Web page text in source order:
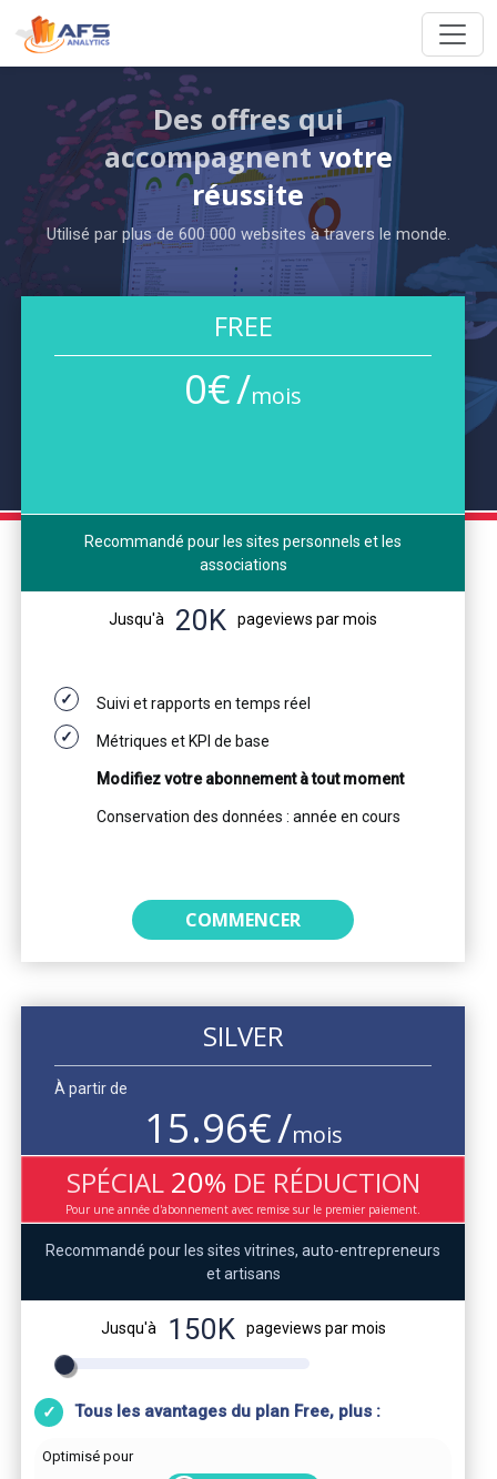
Des offres qui
accompagnentvotre
réussite
Utilisé par plus de 600 000 websites à travers le monde.
FREE
0€/mois
Recommandé pour les sites personnels et les
associations
Jusqu'à 20K pageviews par mois
Suivi et rapports en temps réel
Métriques et KPI de base
Modifiez votre abonnement à tout moment
Conservation des données : année en cours
COMMENCER
SILVER
À partir de
15.96€/mois
SPÉCIAL 20% DE RÉDUCTION
Pour une année d'abonnement avec remise sur le premier paiement.
Recommandé pour les sites vitrines, auto-entrepreneurs
et artisans
Jusqu'à 150K pageviews par mois
Tous les avantages du plan Free, plus :
Optimisé pour